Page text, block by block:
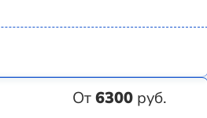
От6300 руб.